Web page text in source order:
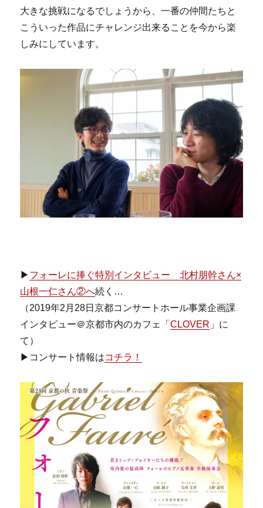
大きな挑戦になるでしょうから、一番の仲間たちと
こういった作品にチャレンジ出来ることを今から楽
しみにしています。
▶ フォーレに捧ぐ特別インタビュー 北村朋幹さん×
山根一仁さん②へ続く…
（2019年2月28日京都コンサートホール事業企画課
インタビュー＠京都市内のカフェ「CLOVER 」に
て）
▶コンサート情報はコチラ！